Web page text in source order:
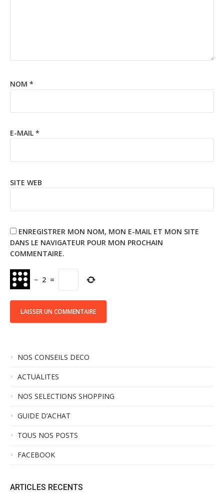
NOM *
E-MAIL *
SITE WEB
ENREGISTRER MON NOM, MON E-MAIL ET MON SITE
DANS LE NAVIGATEUR POUR MON PROCHAIN
COMMENTAIRE.
− 2 =
NOS CONSEILS DECO
ACTUALITES
NOS SELECTIONS SHOPPING
GUIDE D’ACHAT
TOUS NOS POSTS
FACEBOOK
ARTICLES RECENTS